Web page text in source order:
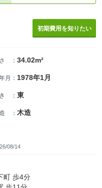
初期費用を知りたい
： 34.02m²
月 ： 1978年1月
： 東
： 木造
08/14
町 歩4分